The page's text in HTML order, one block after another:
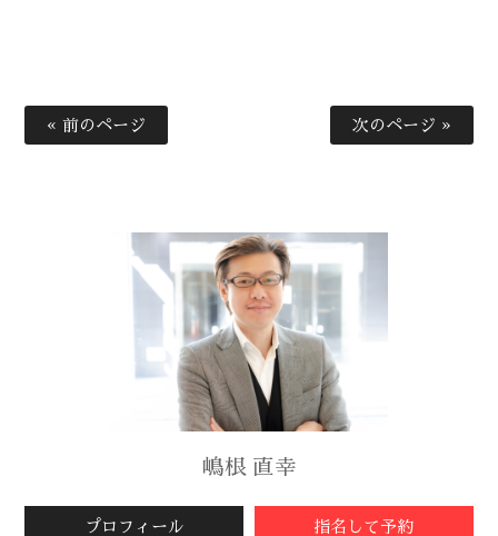
« 前のページ 次のページ »
嶋根 直幸
プロフィール 指名して予約